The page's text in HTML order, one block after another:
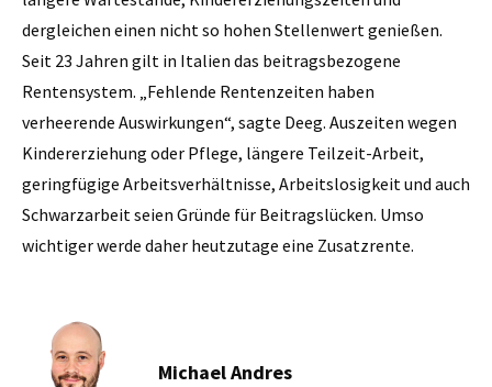
dergleichen einen nicht so hohen Stellenwert genießen.
Seit 23 Jahren gilt in Italien das beitragsbezogene
Rentensystem. „Fehlende Rentenzeiten haben
verheerende Auswirkungen“, sagte Deeg. Auszeiten wegen
Kindererziehung oder Pflege, längere Teilzeit-Arbeit,
geringfügige Arbeitsverhältnisse, Arbeitslosigkeit und auch
Schwarzarbeit seien Gründe für Beitragslücken. Umso
wichtiger werde daher heutzutage eine Zusatzrente.
Michael Andres